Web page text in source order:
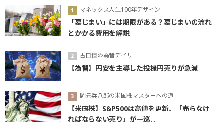
マネックス人生100年デザイン
「墓じまい」には期限がある？墓じまいの流れ
とかかる費用を解説
吉田恒の為替デイリー
【為替】円安を主導した投機円売りが急減
岡元兵八郎の米国株マスターへの道
【米国株】S&P500は高値を更新、「売らなけ
ればならない売り」が一巡...